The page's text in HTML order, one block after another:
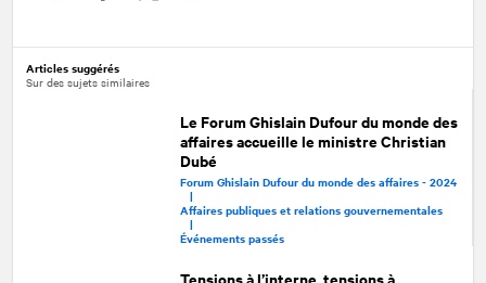
Articles suggérés
Sur des sujets similaires
Le Forum Ghislain Dufour du monde des
affaires accueille le ministre Christian
Dubé
Forum Ghislain Dufour du monde des affaires - 2024
|
Affaires publiques et relations gouvernementales
|
Événements passés
Tensions à l’interne, tensions à